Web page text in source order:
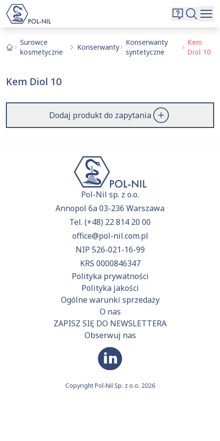
O nas
Kontakt
Surowce
kosmetyczne
Konserwanty
Konserwanty
syntetyczne
Kem
Diol 10
Kem Diol 10
Dodaj produkt do zapytania
Pol-Nil sp. z o.o.
Annopol 6a 03-236 Warszawa
Tel. (+48) 22 814 20 00
office@pol-nil.com.pl
NIP 526-021-16-99
KRS 0000846347
Polityka prywatności
Polityka jakości
Ogólne warunki sprzedaży
O nas
ZAPISZ SIĘ DO NEWSLETTERA
Obserwuj nas
Copyright Pol-Nil Sp. z o.o. 2026
Wybrane surowce i substancje
Aktualnie niczego nie dodałeś do zapytania.
Wyszukiwarka
Szukaj